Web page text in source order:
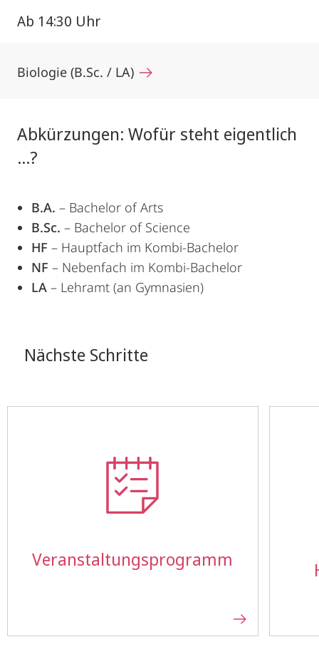
Ab 14:30 Uhr
Biologie (B.Sc. / LA)
Abkürzungen: Wofür steht eigentlich
...?
B.A. – Bachelor of Arts
B.Sc. – Bachelor of Science
HF – Hauptfach im Kombi-Bachelor
NF – Nebenfach im Kombi-Bachelor
LA – Lehramt (an Gymnasien)
Nächste Schritte
Veranstaltungs­programm